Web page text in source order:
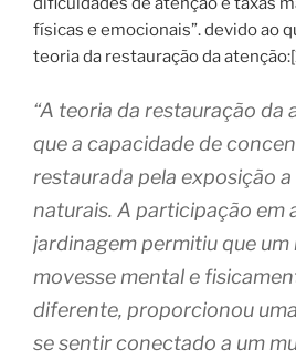
físicas e emocionais”. devido ao
teoria da restauração da
“A teoria da restauração da
que a capacidade de
restaurada pela exposição
naturais. A participação em
jardinagem permitiu que um
movesse mental e
diferente, proporcionou
se sentir conectado a um